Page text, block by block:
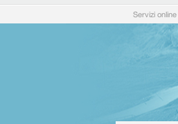
Servizi online